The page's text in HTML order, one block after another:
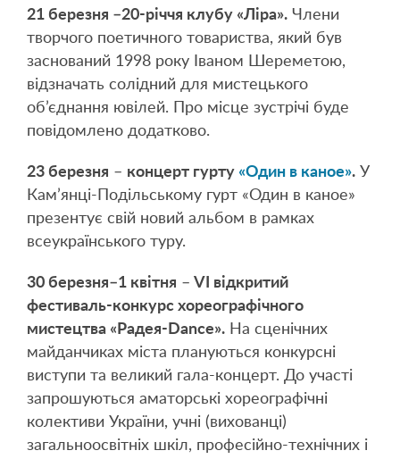
21 березня –20-річчя клубу «Ліра». Члени
творчого поетичного товариства, який був
заснований 1998 року Іваном Шереметою,
відзначать солідний для мистецького
об’єднання ювілей. Про місце зустрічі буде
повідомлено додатково.
23 березня – концерт гурту «Один в каное». У
Кам’янці-Подільському гурт «Один в каное»
презентує свій новий альбом в рамках
всеукраїнського туру.
30 березня–1 квітня – VI відкритий
фестиваль-конкурс хореографічного
мистецтва «Радея-Dance». На сценічних
майданчиках міста плануються конкурсні
виступи та великий гала-концерт. До участі
запрошуються аматорські хореографічні
колективи України, учні (вихованці)
загальноосвітніх шкіл, професійно-технічних і